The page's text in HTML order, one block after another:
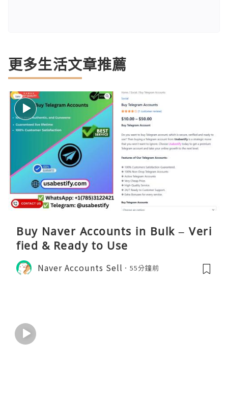
更多生活文章推薦
Buy Naver Accounts in Bulk – Veri
fied & Ready to Use
Naver Accounts Sell 55分鐘前